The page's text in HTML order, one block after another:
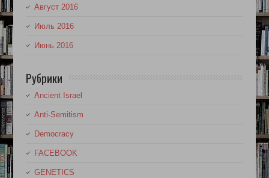
Август 2016
Июль 2016
Июнь 2016
Рубрики
Ancient Israel
Anti-Semitism
Democracy
FACEBOOK
GENETICS